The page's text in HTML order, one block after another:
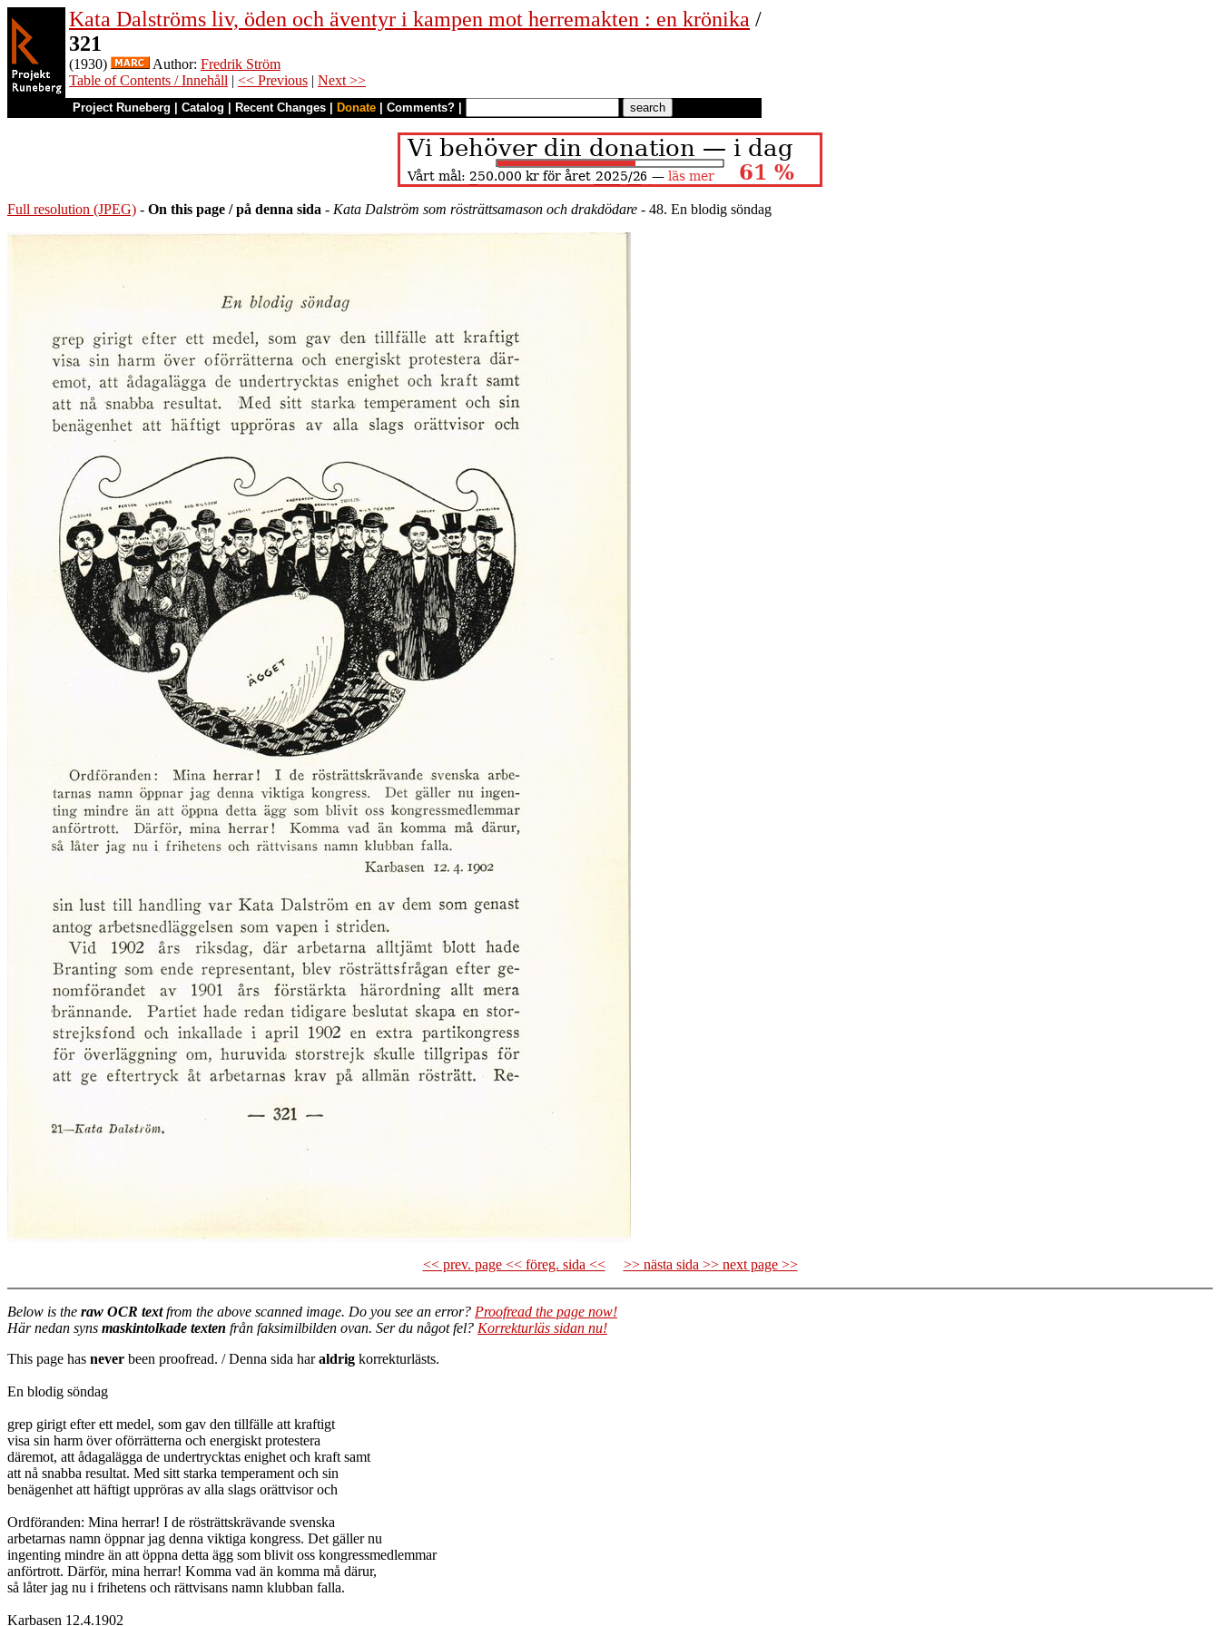
Kata Dalströms liv, öden och äventyr i kampen mot herremakten : en krönika /
321
(1930) Author: Fredrik Ström
Table of Contents / Innehåll | << Previous | Next >>
Project Runeberg Catalog Recent Changes Donate Comments?
Full resolution (JPEG) - On this page / på denna sida - Kata Dalström som rösträttsamason och drakdödare - 48. En blodig söndag
<< prev. page << föreg. sida << >> nästa sida >> next page >>
Below is the raw OCR textfrom the above scanned image. Do you see an error? Proofread the page now!
Här nedan syns maskintolkade texten från faksimilbilden ovan. Ser du något fel? Korrekturläs sidan nu!
This page has never been proofread. / Denna sida haraldrig korrekturlästs.
En blodig söndag
grep girigt efter ett medel, som gav den tillfälle att kraftigt
visa sin harm över oförrätterna och energiskt protestera
däremot, att ådagalägga de undertrycktas enighet och kraft samt
att nå snabba resultat. Med sitt starka temperament och sin
benägenhet att häftigt uppröras av alla slags orättvisor och
Ordföranden: Mina herrar! I de rösträttskrävande svenska
arbetarnas namn öppnar jag denna viktiga kongress. Det gäller nu
ingenting mindre än att öppna detta ägg som blivit oss kongressmedlemmar
anförtrott. Därför, mina herrar! Komma vad än komma må därur,
så låter jag nu i frihetens och rättvisans namn klubban falla.
Karbasen 12.4.1902